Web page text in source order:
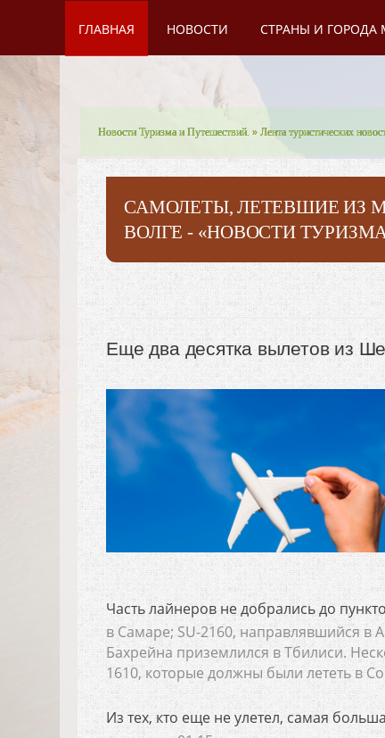
ГЛАВНАЯ НОВОСТИ СТРАНЫ И ГОРОДА
Новости Туризма и Путешествий. »Лента туристических
САМОЛЕТЫ, ЛЕТЕВШИЕ ИЗ
ВОЛГЕ - «НОВОСТИ
Еще два десятка вылетов из
Часть лайнеров не добрались до
в Самаре; SU-2160, направлявшийся в
Бахрейна приземлился в Тбилиси.
1610, которые должны были лететь в
Из тех, кто еще не улетел, самая